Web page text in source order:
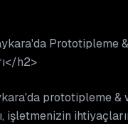
Prototipleme
h2>
prototipleme &
işletmenizin